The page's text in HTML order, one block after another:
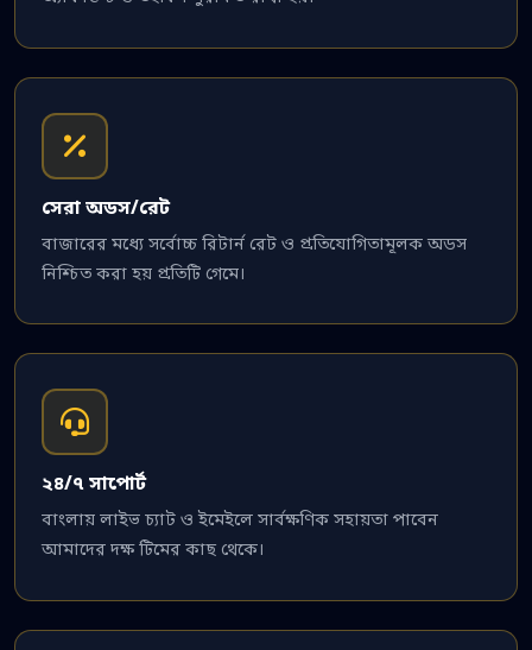
সেরা অডস/রেট
বাজারের মধ্যে সর্বোচ্চ রিটার্ন রেট ও প্রতিযোগিতামূলক অডস
নিশ্চিত করা হয় প্রতিটি গেমে।
২৪/৭ সাপোর্ট
বাংলায় লাইভ চ্যাট ও ইমেইলে সার্বক্ষণিক সহায়তা পাবেন
আমাদের দক্ষ টিমের কাছ থেকে।